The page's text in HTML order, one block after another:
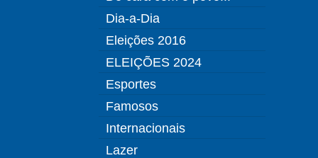
Dia-a-Dia
Eleições 2016
ELEIÇÕES 2024
Esportes
Famosos
Internacionais
Lazer